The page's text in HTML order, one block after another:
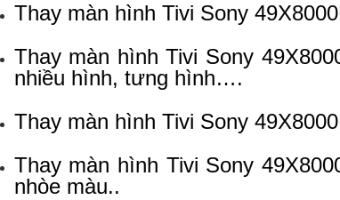
Thay màn hình Tivi Sony
Thay màn hình Tivi Sony
nhiều hình, tưng hình….
Thay màn hình Tivi Sony
Thay màn hình Tivi Sony
nhòe màu..